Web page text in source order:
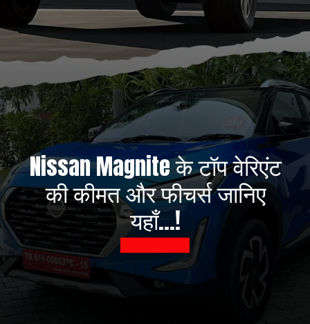
Nissan Magnite के टॉप वेरिएंट
की कीमत और फीचर्स जानिए
यहाँ...!